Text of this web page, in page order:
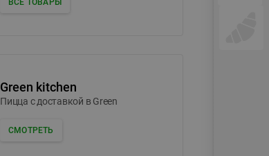
Green kitchen
Пицца c доставкой в Green
СМОТРЕТЬ